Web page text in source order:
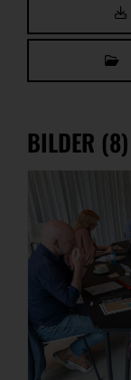
BILDER (8)